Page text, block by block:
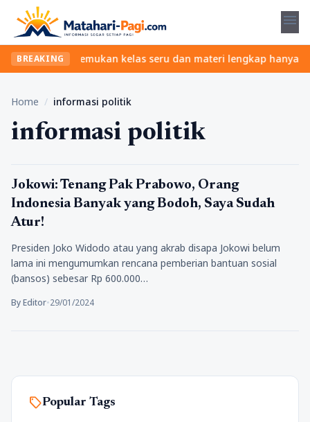
menu
BREAKING
ribet? Temukan kelas seru dan materi lengkap hanya di
Home / informasi politik
informasi politik
Politik
Jokowi: Tenang Pak Prabowo, Orang
Indonesia Banyak yang Bodoh, Saya Sudah
Atur!
Presiden Joko Widodo atau yang akrab disapa Jokowi belum
lama ini mengumumkan rencana pemberian bantuan sosial
(bansos) sebesar Rp 600.000…
By Editor•29/01/2024
sellPopular Tags